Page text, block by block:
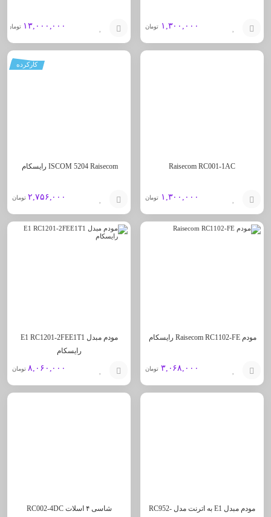
۱,۳۰۰,۰۰۰ تومان ۱۳,۰۰۰,۰۰۰ تومان
Raisecom RC001-1AC
۱,۳۰۰,۰۰۰ تومان
کارکرده
ISCOM 5204 Raisecom رایسکام
۲,۷۵۶,۰۰۰ تومان
به
مودم Raisecom RC1102-FE رایسکام
۳,۰۶۸,۰۰۰ تومان
مودم مبدل E1 RC1201-2FEE1T1
رایسکام
۸,۰۶۰,۰۰۰ تومان
مودم مبدل E1 به اترنت مدل RC952-
شاسی ۴ اسلات RC002-4DC